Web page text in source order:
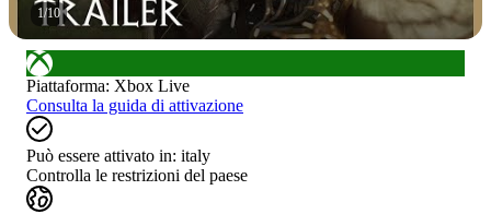
1/10
Piattaforma: Xbox Live
Consulta la guida di attivazione
Può essere attivato in: italy
Controlla le restrizioni del paese